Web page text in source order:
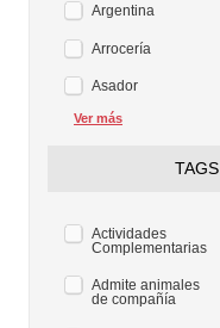
Argentina
Arrocería
Asador
Ver más
TAGS
Actividades
Complementarias
Admite animales
de compañía